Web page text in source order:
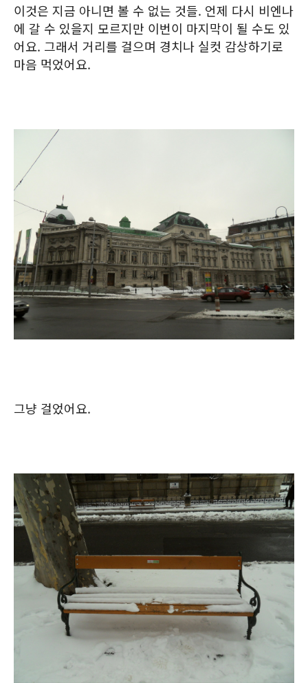
이것은 지금 아니면 볼 수 없는 것들. 언제 다시 비엔나
에 갈 수 있을지 모르지만 이번이 마지막이 될 수도 있
어요. 그래서 거리를 걸으며 경치나 실컷 감상하기로
마음 먹었어요.
그냥 걸었어요.